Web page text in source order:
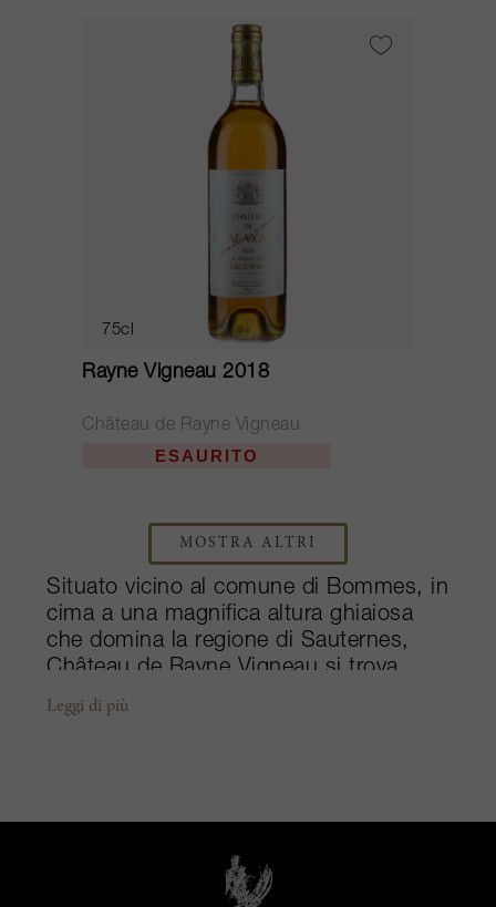
75cl
Rayne Vigneau 2018
Château de Rayne Vigneau
ESAURITO
MOSTRA ALTRI
Situato vicino al comune di Bommes, in
cima a una magnifica altura ghiaiosa
che domina la regione di Sauternes,
Château de Rayne Vigneau si trova
esattamente sul terzo punto più alto
della regione. Dalla sua fondazione agli
sono probabilmente stati quelli della
famiglia Pontac, un nome
indissolubilmente legato alla creazione
Leggi di più